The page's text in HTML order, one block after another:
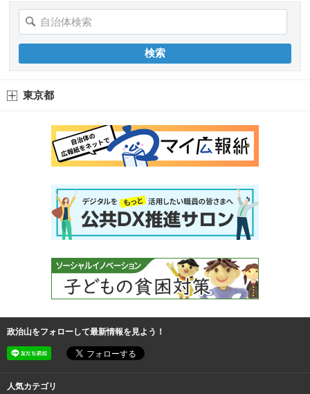
東京都
政治山をフォローして最新情報を見よう！
人気カテゴリ